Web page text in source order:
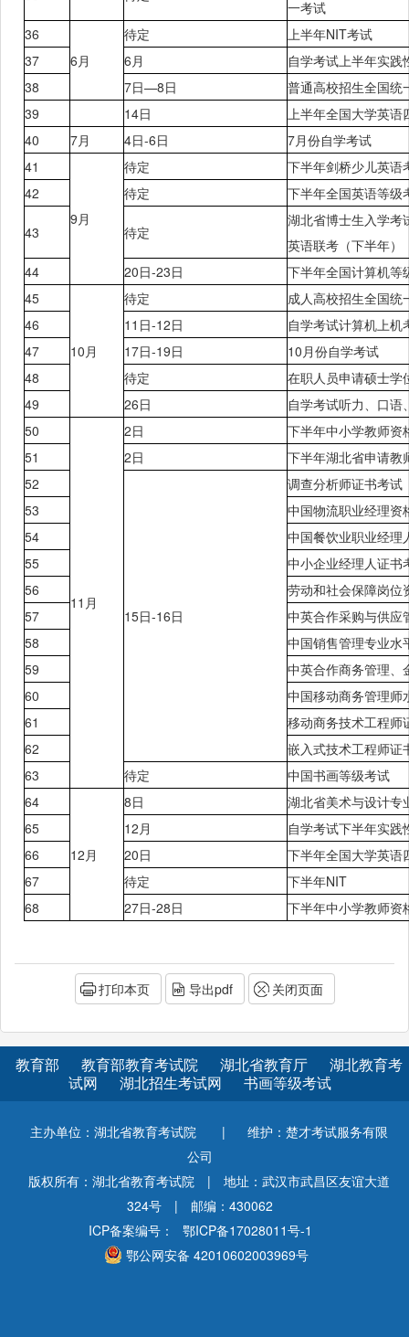
一考试
36
6月
待定 上半年NIT考试
37
6月
自学考试上半年实践
38
7日—8日
普通高校招生全国统
39
14日 上半年全国大学英语
40
7月 4日-6日 7月份自学考试
41
9月
待定 下半年剑桥少儿英语
42
待定 下半年全国英语等级
43 待定
湖北省博士生入学考
英语联考 （下半年）
44
20日-23日 下半年全国计算机等
45
10月
待定
成人高校招生全国统
46
11日-12日
自学考试计算机上机
47
17日-19日 10月份自学考试
48
待定
在职人员申请硕士学
49
26日
自学考试听力、口语
50
11月
2日
下半年中小学教师资
51
2日
下半年湖北省申请教
52
15日-16日
调查分析师证书考试
53
中国物流职业经理资
54
中国餐饮业职业经理
55
中小企业经理人证书
56
劳动和社会保障岗位
57
中英合作采购与供应
58
中国销售管理专业水
59
中英合作商务管理、
60
中国移动商务管理师
61
移动商务技术工程师
62
嵌入式技术工程师证
63
待定
中国书画等级考试
64
12月
8日
湖北省美术与设计专
65
12月
自学考试下半年实践
66
20日 下半年全国大学英语
67
待定 下半年NIT
68
27日-28日 下半年中小学教师资
打印本页 导出pdf 关闭页面
教育部 教育部教育考试院 湖北省教育厅
湖北教育考
试网
湖北招生考试网 书画等级考试
主办单位：湖北省教育考试院 |
维护：楚才考试服务有限
公司
版权所有：湖北省教育考试院
|
地址：武汉市武昌区友谊大道
324号
|
邮编：430062
ICP备案编号：
鄂ICP备17028011号-1
鄂公网安备 42010602003969号